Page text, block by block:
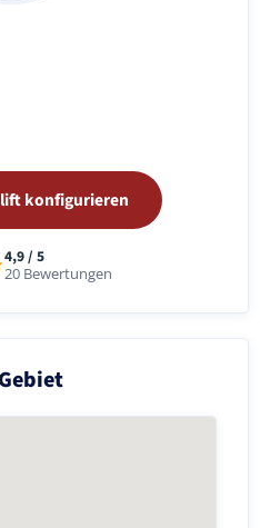
konfigurieren
4,9 / 5
20 Bewertungen